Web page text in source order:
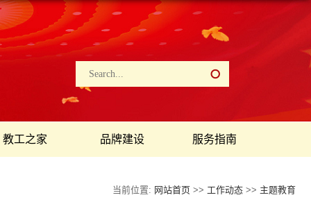
教工之家 品牌建设 服务指南
当前位置: 网站首页 >> 工作动态 >> 主题教育